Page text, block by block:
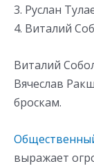
3. Руслан
4. Виталий
Виталий
Вячеслав
броскам.
выражает